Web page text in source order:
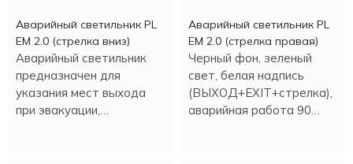
Аварийный светильник PL
EM 2.0 (стрелка вниз)
Аварийный светильник
предназначен для
указания мест выхода
при эвакуации,
Аварийный светильник PL
EM 2.0 (стрелка правая)
Черный фон, зеленый
свет, белая надпись
(ВЫХОД+EXIT+стрелка),
аварийная работа 90